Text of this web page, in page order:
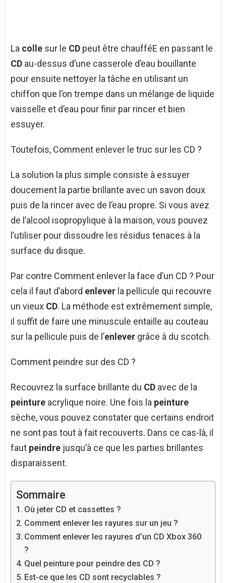
La colle sur le CD peut être chaufféE en passant le
CD au-dessus d’une casserole d’eau bouillante
pour ensuite nettoyer la tâche en utilisant un
chiffon que l’on trempe dans un mélange de liquide
vaisselle et d’eau pour finir par rincer et bien
essuyer.
Toutefois, Comment enlever le truc sur les CD ?
La solution la plus simple consiste à essuyer
doucement la partie brillante avec un savon doux
puis de la rincer avec de l’eau propre. Si vous avez
de l’alcool isopropylique à la maison, vous pouvez
l’utiliser pour dissoudre les résidus tenaces à la
surface du disque.
Par contre Comment enlever la face d’un CD ? Pour
cela il faut d’abord enlever la pellicule qui recouvre
un vieux CD. La méthode est extrêmement simple,
il suffit de faire une minuscule entaille au couteau
sur la pellicule puis de l’enlever grâce à du scotch.
Comment peindre sur des CD ?
Recouvrez la surface brillante du CD avec de la
peinture acrylique noire. Une fois la peinture
sèche, vous pouvez constater que certains endroit
ne sont pas tout à fait recouverts. Dans ce cas-là, il
faut peindre jusqu’à ce que les parties brillantes
disparaissent.
Sommaire
Où jeter CD et cassettes ?
Comment enlever les rayures sur un jeu ?
Comment enlever les rayures d’un CD Xbox 360
?
Quel peinture pour peindre des CD ?
Est-ce que les CD sont recyclables ?